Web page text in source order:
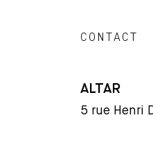
CONTACT
ALTAR
5 rue Henri